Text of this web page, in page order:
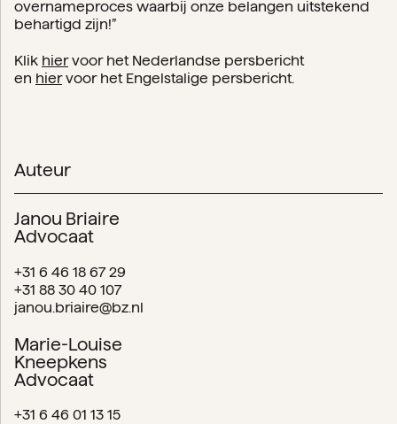
overnameproces waarbij onze belangen uitstekend
behartigd zijn!”
Klik hiervoor het Nederlandse persbericht
en hiervoor het Engelstalige persbericht.
Auteur
Janou Briaire
Advocaat
+31 6 46 18 67 29
+31 88 30 40 107
janou.briaire@bz.nl
Marie-Louise
Kneepkens
Advocaat
+31 6 46 01 13 15